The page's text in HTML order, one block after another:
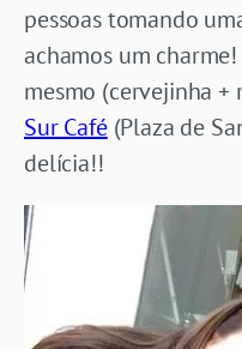
pessoas tomando
achamos um
mesmo (cervejinha
Sur Café(Plaza de
delícia!!